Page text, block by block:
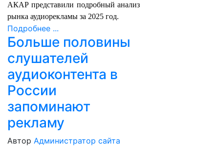
АКАР представили подробный анализ
рынка аудиорекламы за 2025 год.
Подробнее ...
Больше половины
слушателей
аудиоконтента в
России
запоминают
рекламу
Автор Администратор сайта